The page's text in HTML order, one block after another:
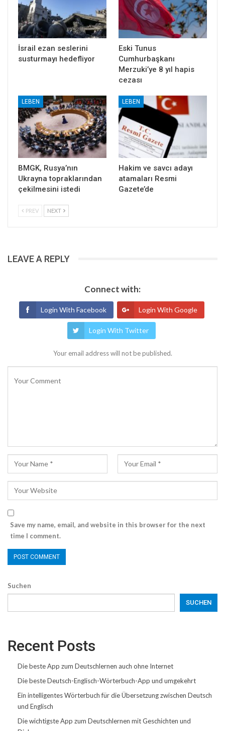
İsrail ezan seslerini
susturmayı hedefliyor
Eski Tunus
Cumhurbaşkanı
Merzuki’ye 8 yıl hapis
cezası
LEBEN
BMGK, Rusya’nın
Ukrayna topraklarından
çekilmesini istedi
LEBEN
Hakim ve savcı adayı
atamaları Resmi
Gazete’de
PREV NEXT
LEAVE A REPLY
Connect with:
Login With Facebook Login With Google
Login With Twitter
Your email address will not be published.
Save my name, email, and website in this browser for the next
time I comment.
Suchen
SUCHEN
Recent Posts
Die beste App zum Deutschlernen auch ohne Internet
Die beste Deutsch-Englisch-Wörterbuch-App und umgekehrt
Ein intelligentes Wörterbuch für die Übersetzung zwischen Deutsch
und Englisch
Die wichtigste App zum Deutschlernen mit Geschichten und